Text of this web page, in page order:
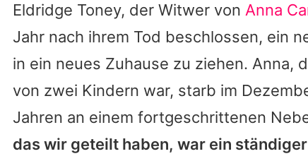
Alle Themen auf
App
Team
Redaktionelle
Eldridge Toney, der Witwer von Anna
Jahr nach ihrem Tod beschlossen, ein
in ein neues Zuhause zu ziehen. Anna,
von zwei Kindern war, starb im
Jahren an einem fortgeschrittenen
das wir geteilt haben, war ein